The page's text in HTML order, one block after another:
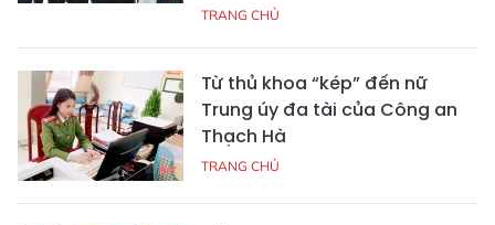
TRANG CHỦ
Từ thủ khoa “kép” đến nữ
Trung úy đa tài của Công an
Thạch Hà
TRANG CHỦ